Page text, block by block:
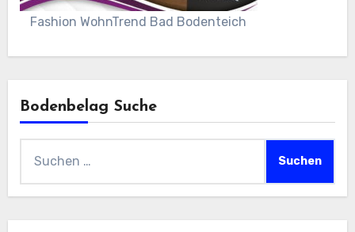
Fashion WohnTrend Bad Bodenteich
Bodenbelag Suche